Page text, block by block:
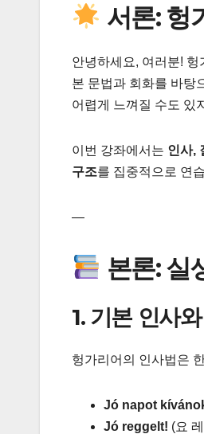
서론: 헝
안녕하세요, 여러분!
본 문법과 회화를 바탕
어렵게 느껴질 수도 있
이번 강좌에서는 인사,
구조를 집중적으로 연
—
본론: 실
1. 기본 인사
헝가리어의 인사법은
Jó napot
Jó reggelt! (요